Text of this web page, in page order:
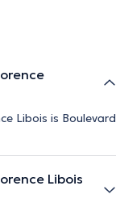
Libois is Boulevard
Libois